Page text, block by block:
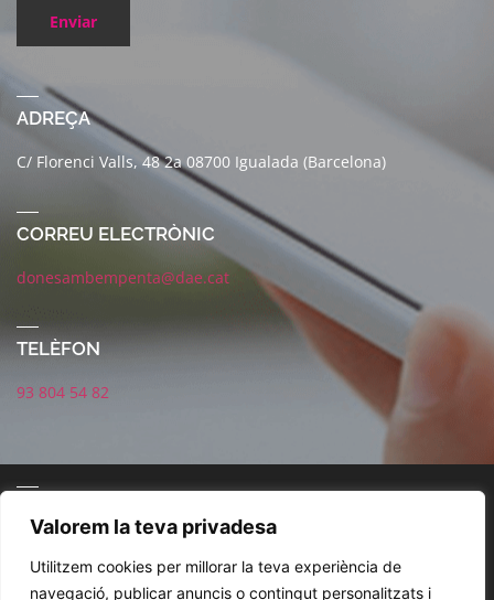
Valorem la teva privadesa
Utilitzem cookies per millorar la teva experiència de
navegació, publicar anuncis o contingut personalitzats i
Enviar
ADREÇA
C/ Florenci Valls, 48 2a 08700 Igualada (Barcelona)
CORREU ELECTRÒNIC
donesambempenta@dae.cat
TELÈFON
93 804 54 82